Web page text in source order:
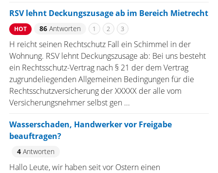
RSV lehnt Deckungszusage ab im Bereich Mietrecht
HOT 86Antworten 1 2 3
H reicht seinen Rechtschutz Fall ein Schimmel in der
Wohnung. RSV lehnt Deckungszusage ab: Bei uns besteht
ein Rechtsschutz-Vertrag nach § 21 der dem Vertrag
zugrundeliegenden Allgemeinen Bedingungen für die
Rechtsschutzversicherung der XXXXX der alle vom
Versicherungsnehmer selbst gen ...
Wasserschaden, Handwerker vor Freigabe
beauftragen?
4Antworten
Hallo Leute, wir haben seit vor Ostern einen